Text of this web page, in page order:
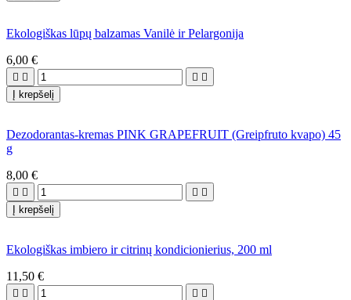
Ekologiškas lūpų balzamas Vanilė ir Pelargonija
6,00 €
   
Į krepšelį
Dezodorantas-kremas PINK GRAPEFRUIT (Greipfruto kvapo) 45
g
8,00 €
   
Į krepšelį
Ekologiškas imbiero ir citrinų kondicionierius, 200 ml
11,50 €
   